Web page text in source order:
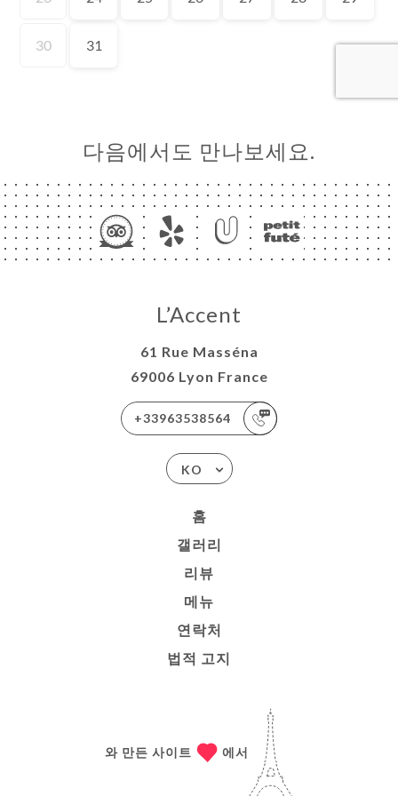
다음에서도 만나보세요.
L’Accent
61 Rue Masséna
69006 Lyon France
+33963538564
KO
홈
갤러리
리뷰
메뉴
연락처
법적 고지
와 만든 사이트 에서